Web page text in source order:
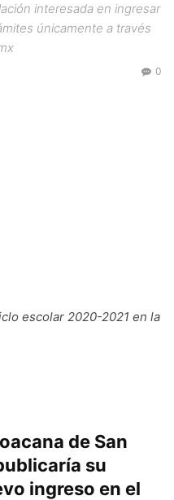
interesada en ingresar
únicamente a través
0
escolar 2020-2021 en la
de San
su
ingreso en el